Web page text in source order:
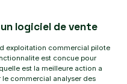
logiciel de vente
exploitation commercial pilote
est concue pour
est la meilleure action a
le commercial analyser des